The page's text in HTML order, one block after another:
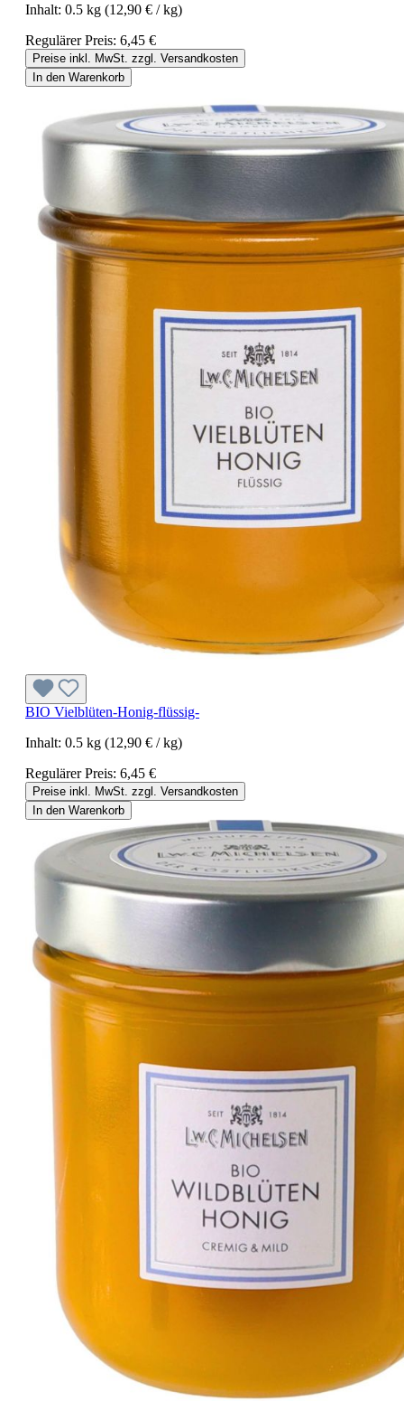
Inhalt: 0.5 kg (12,90 € / kg)
Regulärer Preis: 6,45 €
Preise inkl. MwSt. zzgl. Versandkosten
In den Warenkorb
BIO Vielblüten-Honig-flüssig-
Inhalt: 0.5 kg (12,90 € / kg)
Regulärer Preis: 6,45 €
Preise inkl. MwSt. zzgl. Versandkosten
In den Warenkorb